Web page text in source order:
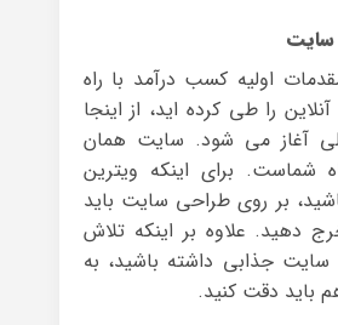
اولیه کسب درآمد با راه
را طی کرده اید، از اینجا
آغاز می شود. سایت همان
شماست. برای اینکه ویترین
بر روی طراحی سایت باید
دهید. علاوه بر اینکه تلاش
جذابی داشته باشید، به
باید دقت کنید.